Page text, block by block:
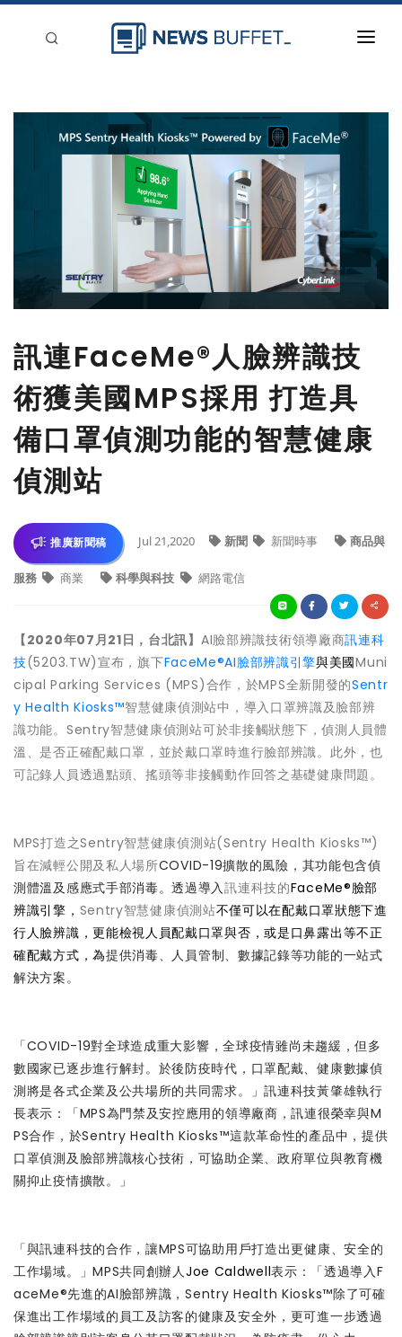
登入
訊連FaceMe®人臉辨識技
術獲美國MPS採用 打造具
備口罩偵測功能的智慧健康
偵測站
推廣新聞稿 Jul 21,2020 新聞 新聞時事 商品與
服務 商業 科學與科技 網路電信
【2020年07月21日，台北訊】 AI臉部辨識技術領導廠商訊連科
技(5203.TW)宣布，旗下FaceMe®AI臉部辨識引擎與美國Muni
cipal Parking Services (MPS)合作，於MPS全新開發的Sentr
y Health Kiosks™智慧健康偵測站中，導入口罩辨識及臉部辨
識功能。Sentry智慧健康偵測站可於非接觸狀態下，偵測人員體
溫、是否正確配戴口罩，並於戴口罩時進行臉部辨識。此外，也
可記錄人員透過點頭、搖頭等非接觸動作回答之基礎健康問題。
MPS打造之Sentry智慧健康偵測站(Sentry Health Kiosks™)
旨在減輕公開及私人場所COVID-19擴散的風險，其功能包含偵
測體溫及感應式手部消毒。透過導入訊連科技的FaceMe®臉部
辨識引擎， Sentry智慧健康偵測站不僅可以在配戴口罩狀態下進
行人臉辨識，更能檢視人員配戴口罩與否，或是口鼻露出等不正
確配戴方式，為提供消毒、人員管制、數據記錄等功能的一站式
解決方案。
「COVID-19對全球造成重大影響，全球疫情雖尚未趨緩，但多
數國家已逐步進行解封。於後防疫時代，口罩配戴、健康數據偵
測將是各式企業及公共場所的共同需求。」訊連科技黃肇雄執行
長表示：「MPS為門禁及安控應用的領導廠商，訊連很榮幸與M
PS合作，於Sentry Health Kiosks™這款革命性的產品中，提供
口罩偵測及臉部辨識核心技術，可協助企業、政府單位與教育機
關抑止疫情擴散。」
「與訊連科技的合作，讓MPS可協助用戶打造出更健康、安全的
工作場域。」MPS共同創辦人Joe Caldwell表示：「透過導入F
aceMe®先進的AI臉部辨識，Sentry Health Kiosks™除了可確
保進出工作場域的員工及訪客的健康及安全外，更可進一步透過